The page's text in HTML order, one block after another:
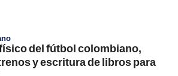
del fútbol colombiano,
y escritura de libros para